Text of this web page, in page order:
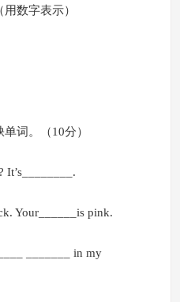
数字表示）
词。（10分）
It’s________.
Your______is pink.
_______ in my